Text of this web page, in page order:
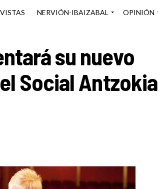
NERVIÓN-IBAIZABAL OPINIÓN
su nuevo
Social Antzokia